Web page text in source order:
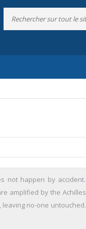
not happen by accident.
amplified by the Achilles
no-one untouched.